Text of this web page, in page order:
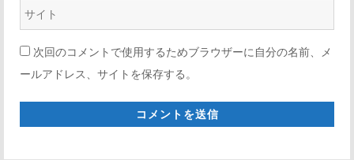
ル
*
ウ
ェ
ブ
サ
次回のコメントで使用するためブラウザーに自分の名前、メ
ールアドレス、サイトを保存する。